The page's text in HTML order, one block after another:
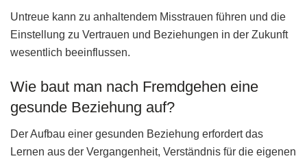
Untreue kann zu anhaltendem Misstrauen führen und die
Einstellung zu Vertrauen und Beziehungen in der Zukunft
wesentlich beeinflussen.
Wie baut man nach Fremdgehen eine
gesunde Beziehung auf?
Der Aufbau einer gesunden Beziehung erfordert das
Lernen aus der Vergangenheit, Verständnis für die eigenen